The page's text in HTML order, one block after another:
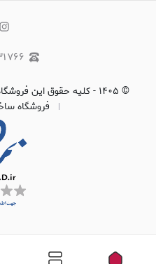
© ۱۴۰۵ -کلیه حقوق این
فروشگاه